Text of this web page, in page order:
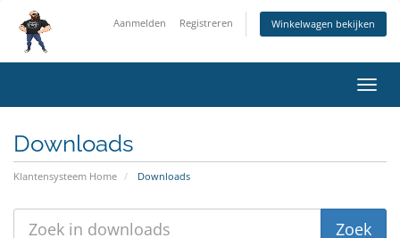
Aanmelden Registreren Winkelwagen bekijken
in-/
Downloads
Klantensysteem Home Downloads